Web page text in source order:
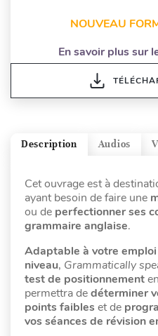
NOUVEAU
En savoir plus sur
Audios
Description
Cet ouvrage est à
ayant besoin de faire une
ou de perfectionnerses
grammaire anglaise.
Adaptable à votre
niveau, Grammatically
test de positionnement
permettra dedéterminer
points faibles et de
vos séances de révision